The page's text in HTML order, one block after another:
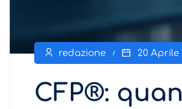
redazione 20 Aprile
CFP®: